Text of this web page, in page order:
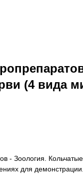
(4 вида
- Зоология.
для демонстрации.